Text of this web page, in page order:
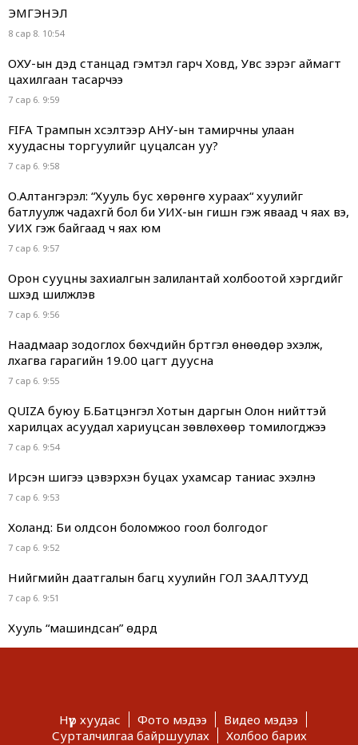
ЭМГЭНЭЛ
8 сар 8. 10:54
ОХУ-ын дэд станцад гэмтэл гарч Ховд, Увс зэрэг аймагт
цахилгаан тасарчээ
7 сар 6. 9:59
FIFA Трампын хүсэлтээр АНУ-ын тамирчны улаан
хуудасны торгуулийг цуцалсан уу?
7 сар 6. 9:58
О.Алтангэрэл: “Хууль бус хөрөнгө хураах“ хуулийг
батлуулж чадахгүй бол би УИХ-ын гишүүн гэж яваад ч яах вэ,
УИХ гэж байгаад ч яах юм
7 сар 6. 9:57
Орон сууцны захиалгын залилантай холбоотой хэргүүдийг
шүүхэд шилжүүлэв
7 сар 6. 9:56
Наадмаар зодоглох бөхчүүдийн бүртгэл өнөөдөр эхэлж,
лхагва гарагийн 19.00 цагт дуусна
7 сар 6. 9:55
QUIZA буюу Б.Батцэнгэл Хотын даргын Олон нийттэй
харилцах асуудал хариуцсан зөвлөхөөр томилогджээ
7 сар 6. 9:54
Ирсэн шигээ цэвэрхэн буцах ухамсар таниас эхэлнэ
7 сар 6. 9:53
Холанд: Би олдсон боломжоо гоол болгодог
7 сар 6. 9:52
Нийгмийн даатгалын багц хуулийн ГОЛ ЗААЛТУУД
7 сар 6. 9:51
Хууль “машиндсан” өдрүүд
7 сар 6. 9:49
Нүүр хуудас Фото мэдээ
Видео мэдээ
Сурталчилгаа байршуулах
Холбоо барих